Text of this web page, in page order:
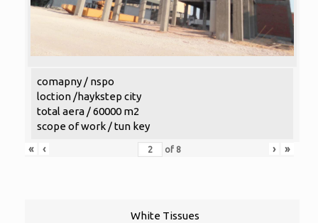
comapny / nspo
loction /haykstep city
total aera / 60000 m2
scope of work / tun key
«
‹ of 8 › »
White Tissues